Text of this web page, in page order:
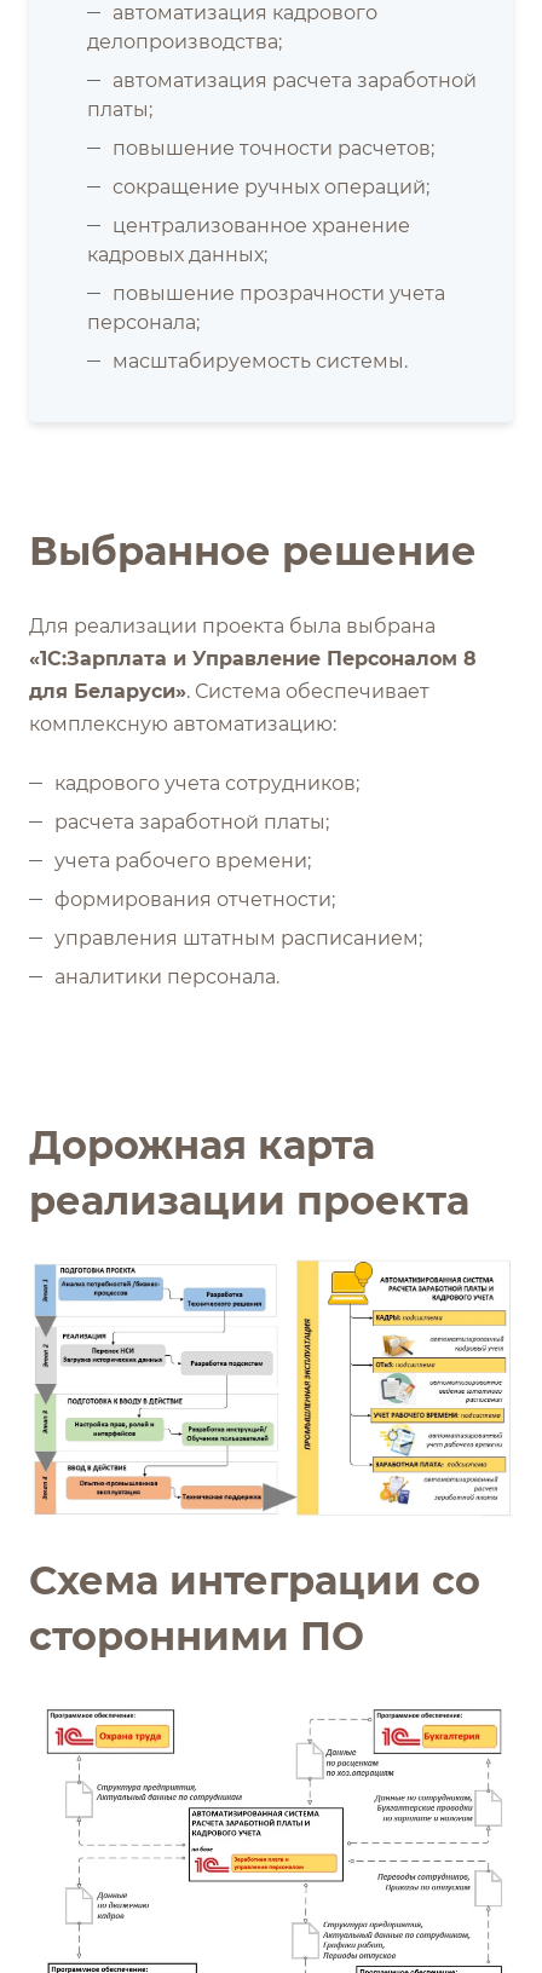
автоматизация кадрового
делопроизводства;
автоматизация расчета заработной
платы;
повышение точности расчетов;
сокращение ручных операций;
централизованное хранение
кадровых данных;
повышение прозрачности учета
персонала;
масштабируемость системы.
Выбранное решение
Для реализации проекта была выбрана
«1С:Зарплата и Управление Персоналом 8
для Беларуси». Система обеспечивает
комплексную автоматизацию:
кадрового учета сотрудников;
расчета заработной платы;
учета рабочего времени;
формирования отчетности;
управления штатным расписанием;
аналитики персонала.
Дорожная карта
реализации проекта
Схема интеграции со
сторонними ПО